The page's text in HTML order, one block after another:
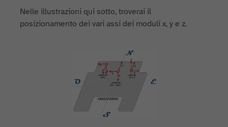
Nelle illustrazioni qui sotto, troverai il
posizionamento dei vari assi dei moduli x, y e z.